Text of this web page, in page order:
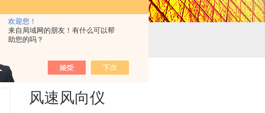
欢迎您！
来自局域网的朋友！有什么可以帮
助您的吗？
风速风向仪